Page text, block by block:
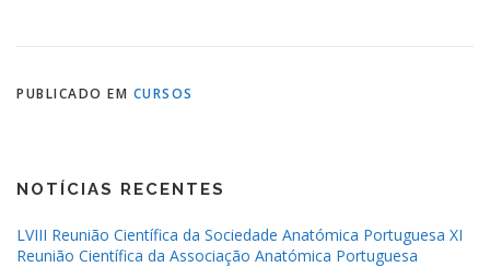
PUBLICADO EM CURSOS
NOTÍCIAS RECENTES
LVIII Reunião Científica da Sociedade Anatómica Portuguesa XI
Reunião Científica da Associação Anatómica Portuguesa